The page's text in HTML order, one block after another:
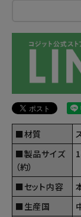
■材質
■製品サイズ
（約）
■セット内容
■生産国